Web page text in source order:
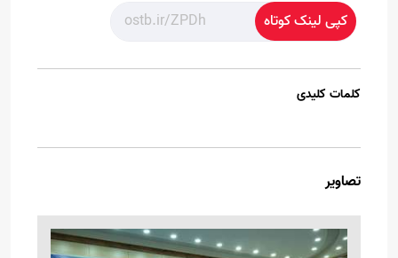
کپی لینک کوتاه
کلمات کلیدی
تصاویر